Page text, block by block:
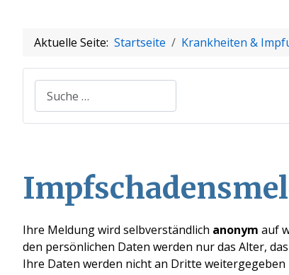
Aktuelle Seite: Startseite Krankheiten &
Ihre Meldung wird selbverständlich anonym auf
den persönlichen Daten werden nur das Alter,
Ihre Daten werden nicht an Dritte